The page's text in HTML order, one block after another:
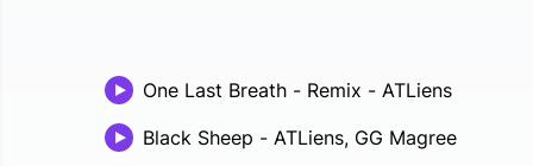
One Last Breath - Remix - ATLiens
Black Sheep - ATLiens, GG Magree